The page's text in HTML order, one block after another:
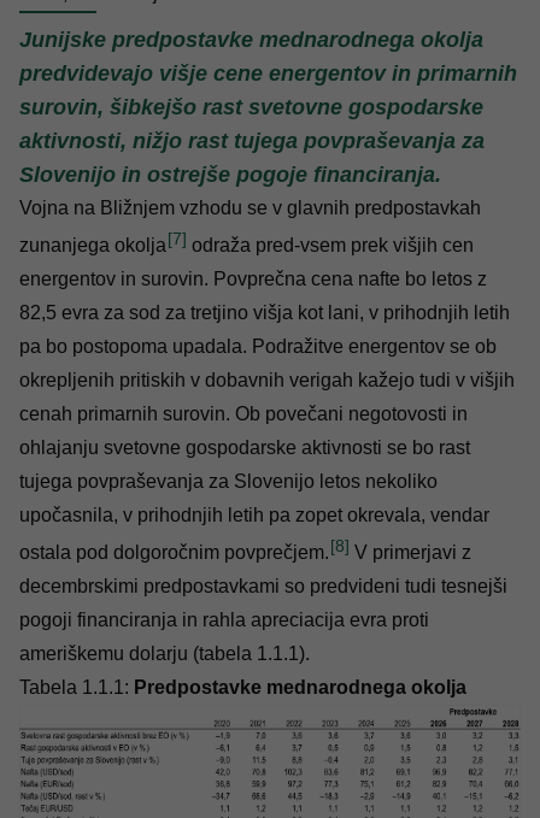
Junijske predpostavke mednarodnega okolja
predvidevajo višje cene energentov in primarnih
surovin, šibkejšo rast svetovne gospodarske
aktivnosti, nižjo rast tujega povpraševanja za
Slovenijo in ostrejše pogoje financiranja.
Vojna na Bližnjem vzhodu se v glavnih predpostavkah
zunanjega okolja [7] odraža pred-vsem prek višjih cen
energentov in surovin. Povprečna cena nafte bo letos z
82,5 evra za sod za tretjino višja kot lani, v prihodnjih letih
pa bo postopoma upadala. Podražitve energentov se ob
okrepljenih pritiskih v dobavnih verigah kažejo tudi v višjih
cenah primarnih surovin. Ob povečani negotovosti in
ohlajanju svetovne gospodarske aktivnosti se bo rast
tujega povpraševanja za Slovenijo letos nekoliko
upočasnila, v prihodnjih letih pa zopet okrevala, vendar
ostala pod dolgoročnim povprečjem. [8] V primerjavi z
decembrskimi predpostavkami so predvideni tudi tesnejši
pogoji financiranja in rahla apreciacija evra proti
ameriškemu dolarju (tabela 1.1.1).
Tabela 1.1.1: Predpostavke mednarodnega okolja